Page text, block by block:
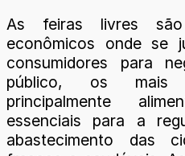
As feiras livres
econômicos onde se
consumidores para
público, os mais
principalmente
essenciais para a
abastecimento das